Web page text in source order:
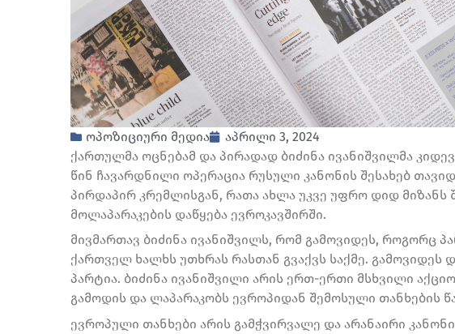
ოპოზიციური მედია
აპრილი 3, 2024
ქართულმა ოცნებამ და პირადად ბიძინა ივანიშვილმა
წინ ჩავარდნილი ოპერაცია რუსული კანონის შესახებ
პირდაპირ კრემლისგან, რათა ახლა უკვე უფრო დიდ მიზანს
მოლაპარაკების დაწყება ევროკავშირში.
მივმართავ ბიძინა ივანიშვილს, რომ გამოვიდეს, როგორც
ქართველ ხალხს უთხრას რასთან გვაქვს საქმე. გამოვიდეს
პარტია. ბიძინა ივანიშვილი არის ერთ-ერთი მსხვილი
გამოდის და ლაპარაკობს ევროპიდან შემოსული თანხების
ევროპული თანხები არის გამჭვირვალე და არანაირი